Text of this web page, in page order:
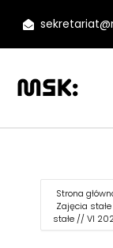
Strona
Zajęcia stałe
stałe // VI